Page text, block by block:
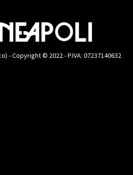
- Copyright © 2022 - P.IVA: 07237140632